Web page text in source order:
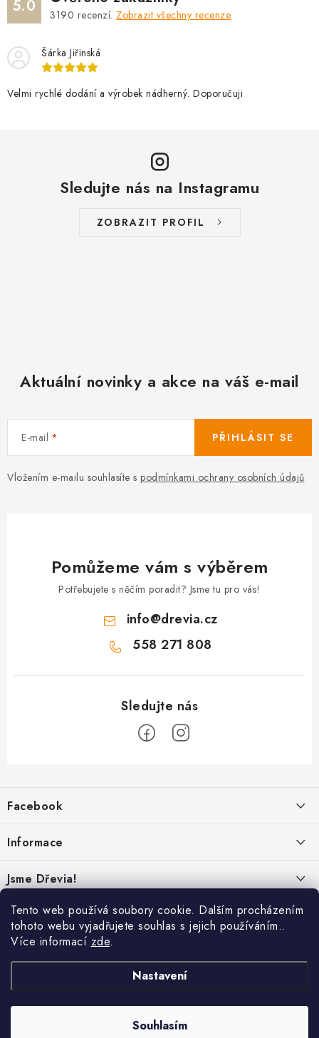
Tento web používá soubory cookie. Dalším procházením
tohoto webu vyjadřujete souhlas s jejich používáním..
Více informací zde.
Nastavení
Souhlasím
5.0 3190 recenzí. Zobrazit všechny recenze
Šárka Jiřinská
Velmi rychlé dodání a výrobek nádherný. Doporučuji
Sledujte nás na Instagramu
ZOBRAZIT PROFIL
Aktuální novinky a akce na váš e-mail
E-mail
Vložením e-mailu souhlasíte s podmínkami ochrany osobních údajů
PŘIHLÁSIT SE
Pomůžeme vám s výběrem
Potřebujete s něčím poradit? Jsme tu pro vás!
info@drevia.cz
558 271 808
p
a
Facebook
Informace
Reklamace & vrácení
Hodnocení
Jsme Dřevia!
Kontakt
Náš příběh
Udržitelnost
Nabídka pro firmy
Dřevia. Všechna práva vyhrazena.